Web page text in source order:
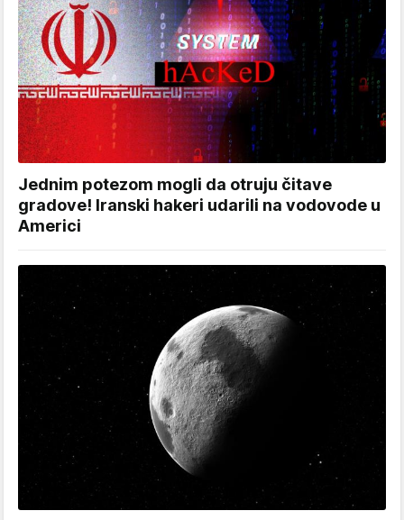
Jednim potezom mogli da otruju čitave
gradove! Iranski hakeri udarili na vodovode u
Americi